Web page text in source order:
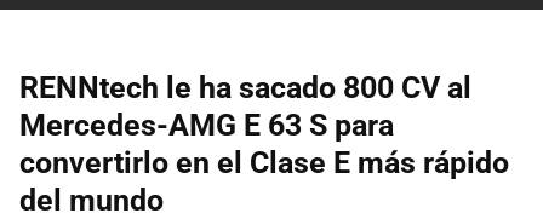
RENNtech le ha sacado 800 CV al
Mercedes-AMG E 63 S para
convertirlo en el Clase E más rápido
del mundo